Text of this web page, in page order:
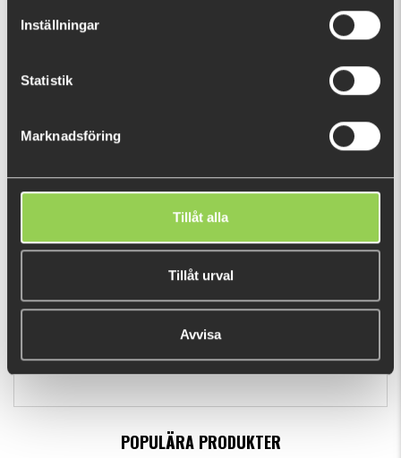
Inställningar
Statistik
Marknadsföring
Tillåt alla
Tillåt urval
Avvisa
Bite of Bleak Cheburashka Linkhead 7gr (4-
pack)
POPULÄRA PRODUKTER